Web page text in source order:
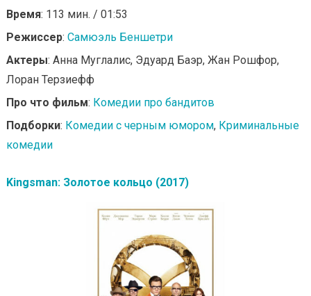
Время: 113 мин. / 01:53
Режиссер: Самюэль Беншетри
Актеры: Анна Муглалис, Эдуард Баэр, Жан Рошфор,
Лоран Терзиефф
Про что фильм: Комедии про бандитов
Подборки: Комедии с черным юмором, Криминальные
комедии
Kingsman: Золотое кольцо (2017)